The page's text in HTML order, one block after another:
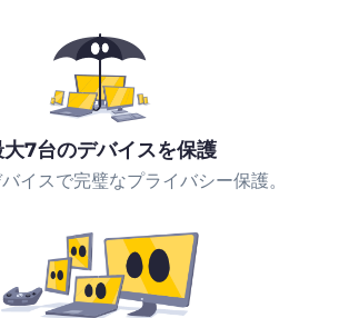
大7台のデバイスを保護
イスで完璧なプライバシー保護。